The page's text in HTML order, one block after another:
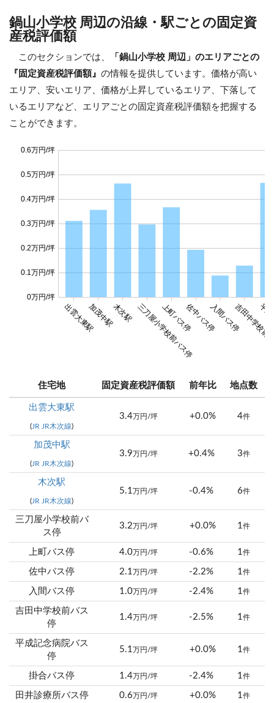
鍋山小学校 周辺の沿線・駅ごとの固定資
産税評価額
このセクションでは、
「鍋山小学校 周辺」のエリアごとの
『固定資産税評価額』 の情報を提供しています。価格が高い
エリア、安いエリア、価格が上昇しているエリア、下落して
いるエリアなど、エリアごとの固定資産税評価額を把握する
ことができます。
出雲大東駅加茂中駅木次駅 三刀屋小学校前バス停
上町バス停佐中バス停入間バス停吉田中学校
平
0万円/坪
0.1万円/坪
0.2万円/坪
0.3万円/坪
0.4万円/坪
0.5万円/坪
0.6万円/坪
住宅地 固定資産税評価額 前年比 地点数
出雲大東駅
(JR JR木次線)
3.4万円/坪 +0.0% 4件
加茂中駅
(JR JR木次線)
3.9 万円/坪 +0.4% 3件
木次駅
(JR JR木次線)
5.1 万円/坪 -0.4% 6件
三刀屋小学校前バ
ス停
3.2 万円/坪 +0.0% 1件
上町バス停 4.0万円/坪 -0.6% 1件
佐中バス停 2.1 万円/坪 -2.2% 1件
入間バス停 1.0万円/坪 -2.4% 1件
吉田中学校前バス
停
1.4万円/坪 -2.5% 1件
平成記念病院バス
停
5.1 万円/坪 +0.0% 1件
掛合バス停 1.4万円/坪 -2.4% 1件
田井診療所バス停 0.6 万円/坪 +0.0% 1件